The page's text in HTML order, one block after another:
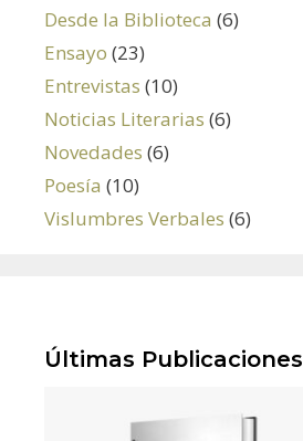
Desde la Biblioteca (6)
Ensayo (23)
Entrevistas (10)
Noticias Literarias (6)
Novedades (6)
Poesía (10)
Vislumbres Verbales (6)
Últimas Publicaciones